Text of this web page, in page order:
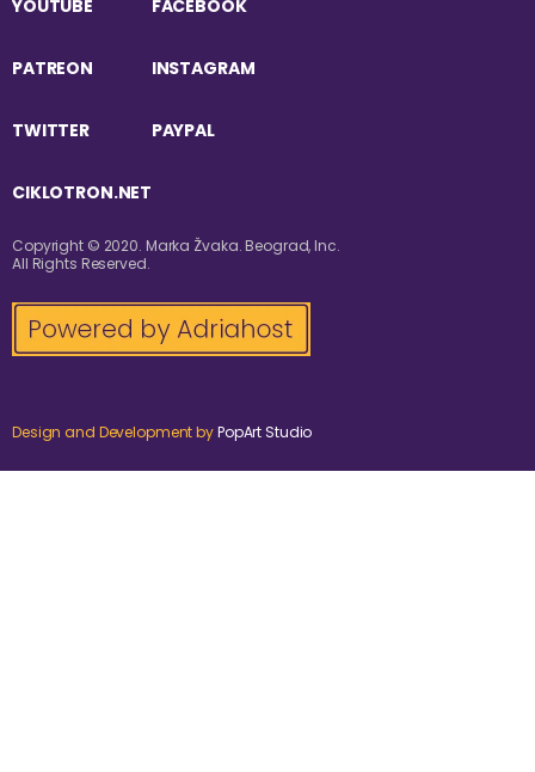
YOUTUBE FACEBOOK
PATREON INSTAGRAM
TWITTER PAYPAL
CIKLOTRON.NET
Copyright © 2020. Marka Žvaka. Beograd, Inc.
All Rights Reserved.
Design and Development byPopArt Studio